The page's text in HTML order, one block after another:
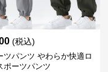
(税込)
ツパンツ やわらか快適ロ
ポーツパンツ